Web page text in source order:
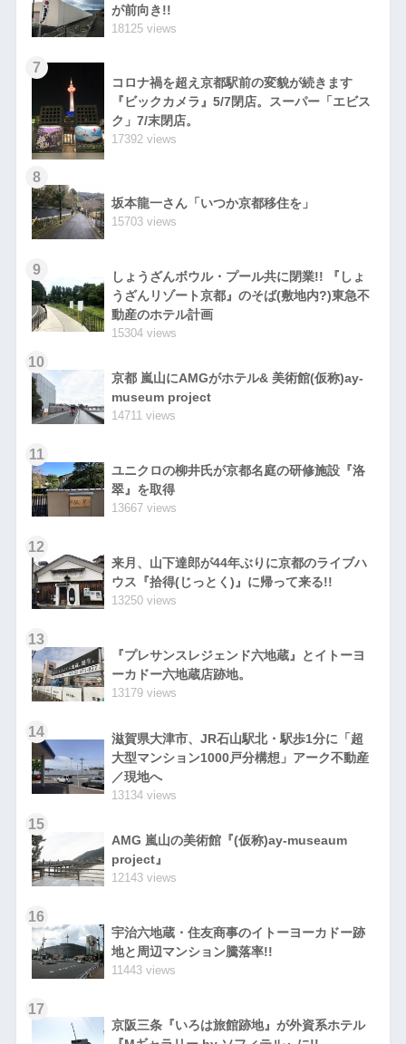
が前向き!!
18125 views
7
コロナ禍を超え京都駅前の変貌が続きます
『ビックカメラ』5/7閉店。スーパー「エビス
ク」7/末閉店。
17392 views
8
坂本龍一さん「いつか京都移住を」
15703 views
9
しょうざんボウル・プール共に閉業!! 『しょ
うざんリゾート京都』のそば(敷地内?)東急不
動産のホテル計画
15304 views
10
京都 嵐山にAMGがホテル& 美術館(仮称)ay-
museum project
14711 views
11
ユニクロの柳井氏が京都名庭の研修施設『洛
翠』を取得
13667 views
12
来月、山下達郎が44年ぶりに京都のライブハ
ウス『拾得(じっとく)』に帰って来る!!
13250 views
13
『プレサンスレジェンド六地蔵』とイトーヨ
ーカドー六地蔵店跡地。
13179 views
14
滋賀県大津市、JR石山駅北・駅歩1分に「超
大型マンション1000戸分構想」アーク不動産
／現地へ
13134 views
15
AMG 嵐山の美術館『(仮称)ay-museaum
project』
12143 views
16
宇治六地蔵・住友商事のイトーヨーカドー跡
地と周辺マンション騰落率!!
11443 views
17
京阪三条『いろは旅館跡地』が外資系ホテル